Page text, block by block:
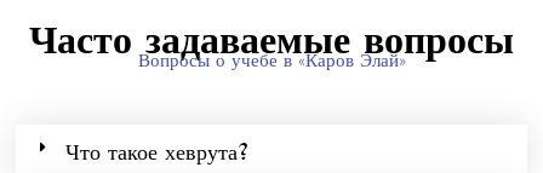
Часто задаваемые вопросы
Вопросы о учебе в «Каров Элай»
Что такое хеврута?